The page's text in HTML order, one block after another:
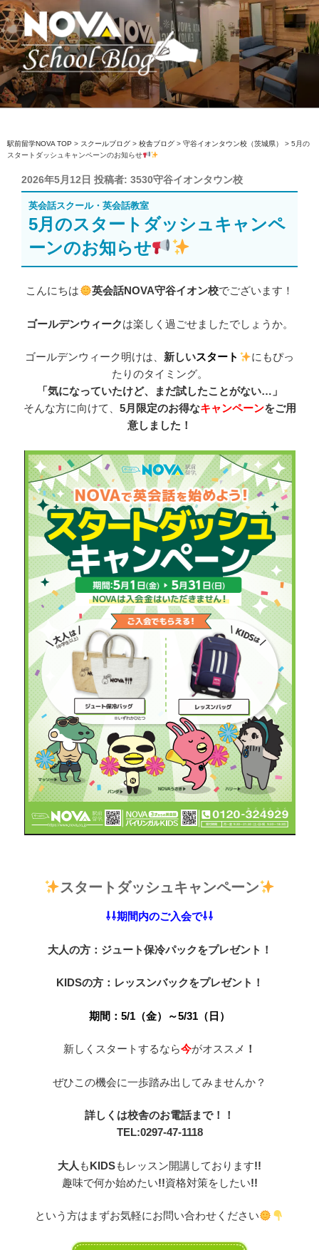
コ
ン
テ
ン
ツ
へ
ス
ッ
プ
駅前留学NOVA【公式】スクールブロ
英会話スクール・英会話教室
駅前留学NOVA TOP > スクールブログ > 校舎ブログ > 守谷イオンタウン校（茨城県） > 5月の
スタートダッシュキャンペーンのお知らせ
投
稿
日:
2026年5月12日 投稿者: 3530守谷イオンタウン校
英会話スクール・英会話教室
5月のスタートダッシュキャンペ
ーンのお知らせ
こんにちは 英会話NOVA守谷イオン校でございます！
ゴールデンウィークは楽しく過ごせましたでしょうか。
ゴールデンウィーク明けは、 新しいスタート
にもぴっ
たりのタイミング。
「気になっていたけど、まだ試したことがない…」
そんな方に向けて、 5月限定のお得なキャンペーンをご用
意しました！
スタートダッシュキャンペーン
⇩⇩期間内のご入会で⇩⇩
大人の方：ジュート保冷パックをプレゼント！
KIDSの方：レッスンバックをプレゼント！
期間：5/1（金）～5/31（日）
新しくスタートするなら今がオススメ ！
ぜひこの機会に一歩踏み出してみませんか？
詳しくは校舎のお電話まで！！
TEL:0297-47-1118
大人 もKIDSもレッスン開講しております!!
趣味で何か始めたい!!資格対策をしたい!!
という方はまずお気軽にお問い合わせください